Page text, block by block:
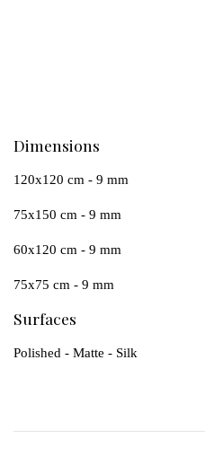
Dimensions
120x120 cm - 9 mm
75x150 cm - 9 mm
60x120 cm - 9 mm
75x75 cm - 9 mm
Surfaces
Polished - Matte - Silk